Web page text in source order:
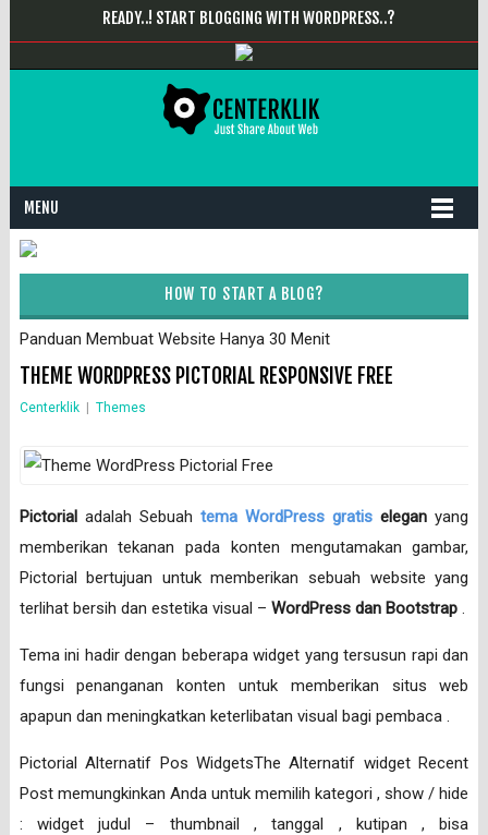
READY..! START BLOGGING WITH WORDPRESS..?
MENU
HOW TO START A BLOG?
Panduan Membuat Website Hanya 30 Menit
THEME WORDPRESS PICTORIAL RESPONSIVE FREE
Centerklik Themes
Pictorialadalah Sebuah tema WordPress gratis elegan yang
memberikan tekanan pada konten mengutamakan gambar,
Pictorial bertujuan untuk memberikan sebuah website yang
terlihat bersih dan estetika visual – WordPress dan Bootstrap.
Tema ini hadir dengan beberapa widget yang tersusun rapi dan
fungsi penanganan konten untuk memberikan situs web
apapun dan meningkatkan keterlibatan visual bagi pembaca .
Pictorial Alternatif Pos WidgetsThe Alternatif widget Recent
Post memungkinkan Anda untuk memilih kategori , show / hide
: widget judul – thumbnail , tanggal , kutipan , bisa